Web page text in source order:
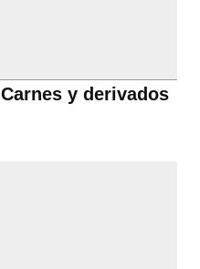
Carnes y derivados